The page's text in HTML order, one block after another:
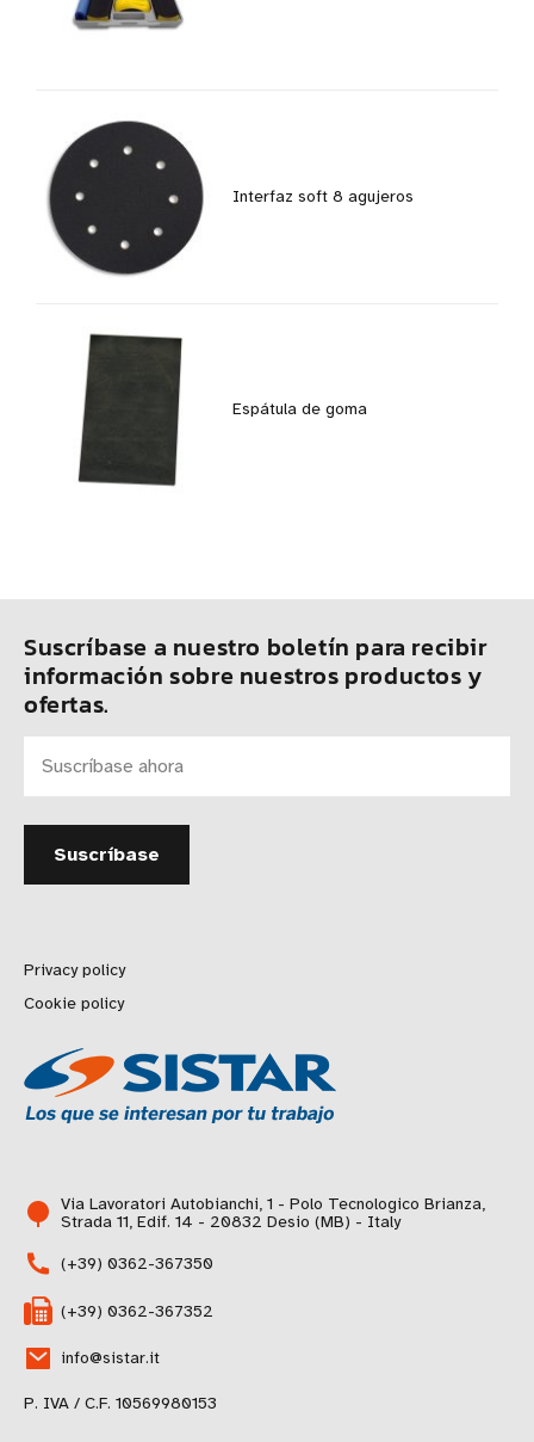
Interfaz soft 8 agujeros
Espátula de goma
Suscríbase a nuestro boletín para recibir
información sobre nuestros productos y
ofertas.
Privacy policy
Cookie policy
Via Lavoratori Autobianchi, 1 - Polo Tecnologico Brianza,
Strada 11, Edif. 14 - 20832 Desio (MB) - Italy
(+39) 0362-367350
(+39) 0362-367352
info@sistar.it
P. IVA / C.F. 10569980153